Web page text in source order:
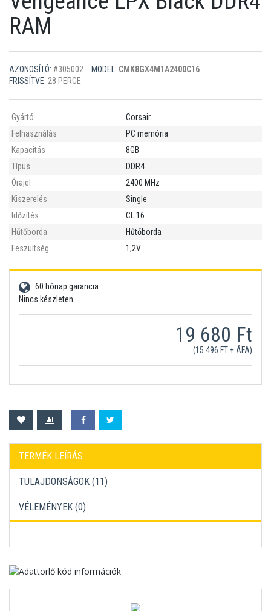
RAM
AZONOSÍTÓ: #305002 MODEL: CMK8GX4M1A2400C16
FRISSÍTVE: 28 PERCE
Gyártó
Corsair
Felhasználás
PC memória
Kapacitás
8GB
Típus
DDR4
Órajel
2400 MHz
Kiszerelés
Single
Időzítés
CL 16
Hűtőborda
Hűtőborda
Feszültség
1,2V
60 hónap garancia
Nincs készleten
19 680 Ft
(15 496 FT + ÁFA)
TERMÉK LEÍRÁS
TULAJDONSÁGOK (11)
VÉLEMÉNYEK (0)